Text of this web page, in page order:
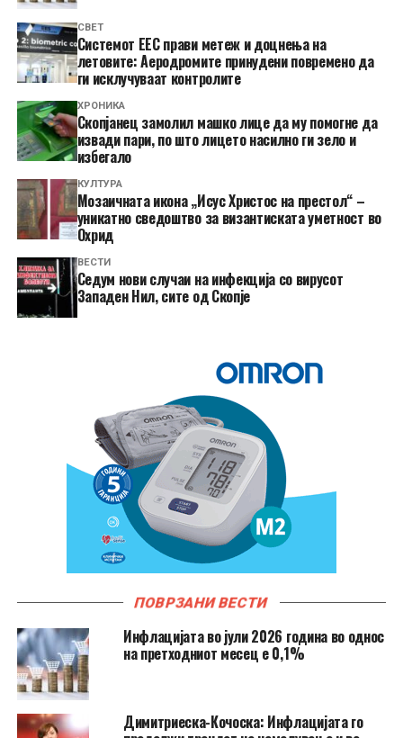
СВЕТ
Системот ЕЕС прави метеж и доцнења на
летовите: Аеродромите принудени повремено да
ги исклучуваат контролите
ХРОНИКА
Скопјанец замолил машко лице да му помогне да
извади пари, по што лицето насилно ги зело и
избегало
КУЛТУРА
Мозаичната икона „Исус Христос на престол“ –
уникатно сведоштво за византиската уметност во
Охрид
ВЕСТИ
Седум нови случаи на инфекција со вирусот
Западен Нил, сите од Скопје
ПОВРЗАНИ ВЕСТИ
Инфлацијата во јули 2026 година во однос
на претходниот месец е 0,1%
Димитриеска-Кочоска: Инфлацијата го